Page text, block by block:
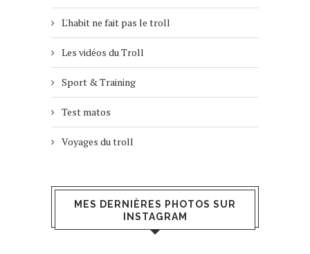
L'habit ne fait pas le troll
Les vidéos du Troll
Sport & Training
Test matos
Voyages du troll
MES DERNIÈRES PHOTOS SUR
INSTAGRAM